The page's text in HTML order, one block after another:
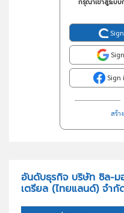
กรุณาเข้าสู่ระบ
Sign
สร้า
อันดับธุรกิจ บริษัท ซิล-ม
เตรียล (ไทยแลนด์) จำกั